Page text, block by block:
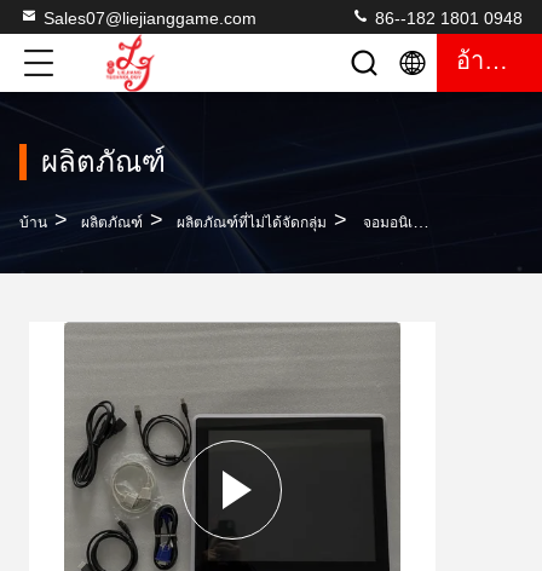
Sales07@liejianggame.com 86--182 1801 0948
อ้างอิง
ผลิตภัณฑ์
บ้าน > ผลิตภัณฑ์ > ผลิตภัณฑ์ที่ไม่ได้จัดกลุ่ม > จอมอนิเตอร์ PCAP Capacitive ขนาด 19 นิ้วสำหรับ American Roulette สำหรับเกมสล็อตเกมขาย